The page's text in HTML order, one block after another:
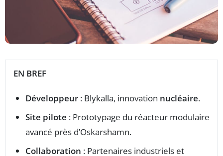
EN BREF
Développeur : Blykalla, innovation nucléaire.
Site pilote : Prototypage du réacteur modulaire
avancé près d’Oskarshamn.
Collaboration : Partenaires industriels et